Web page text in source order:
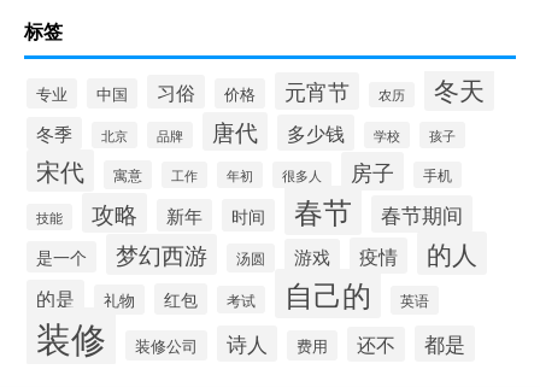
标签
专业 中国 习俗 价格 元宵节 农历 冬天
冬季 北京 品牌 唐代 多少钱 学校 孩子
宋代 寓意 工作 年初 很多人 房子 手机
技能 攻略 新年 时间 春节 春节期间
是一个 梦幻西游 汤圆 游戏 疫情 的人
的是 礼物 红包 考试 自己的 英语
装修 装修公司 诗人 费用 还不 都是